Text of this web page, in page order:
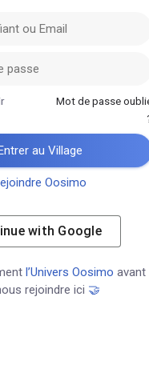
Mot de passe
au Village
Oosimo
with Google
l’Univers Oosimo avant
rejoindre ici 🤝